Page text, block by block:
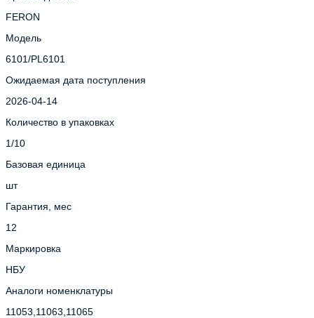
FERON
Модель
6101/PL6101
Ожидаемая дата поступления
2026-04-14
Количество в упаковках
1/10
Базовая единица
шт
Гарантия, мес
12
Маркировка
НБУ
Аналоги номенклатуры
11053,11063,11065